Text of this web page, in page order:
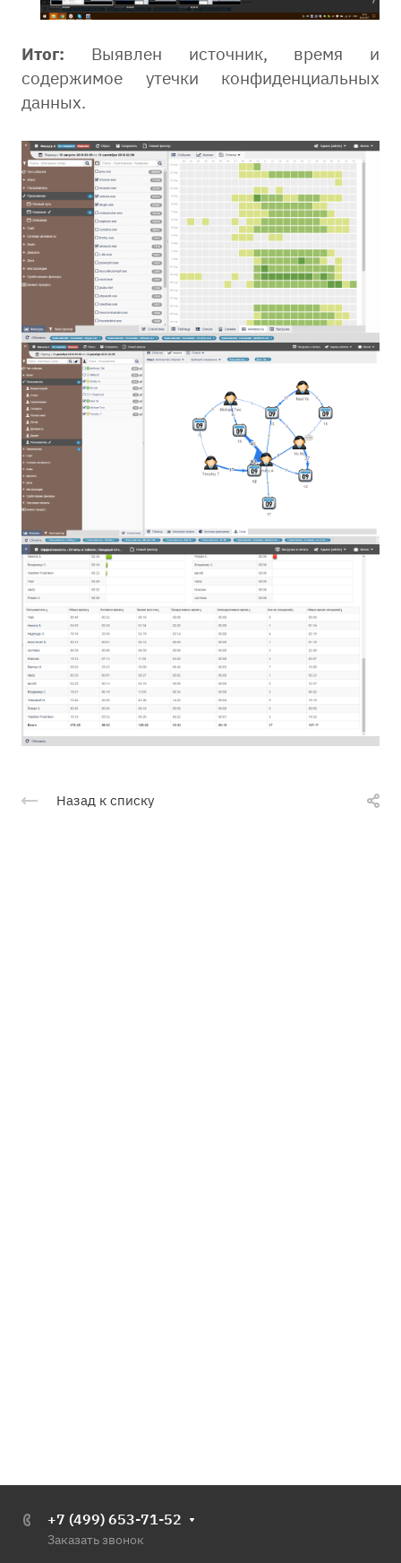
Итог: Выявлен источник, время и
содержимое утечки конфиденциальных
данных.
Назад к списку
+7 (499) 653-71-52
Заказать звонок